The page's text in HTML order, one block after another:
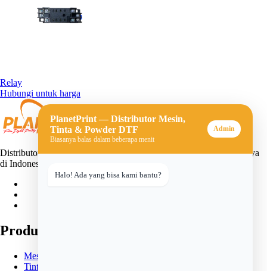
Relay
Hubungi untuk harga
Distributor mesin, tinta, dan powder DTF (Direct-to-Film) terpercaya
di Indonesia. Solusi lengkap untuk usaha sablon digital Anda.
Produk
Mesin DTF
Tinta DTF
PlanetPrint — Distributor Mesin,
Tinta & Powder DTF
Biasanya balas dalam beberapa menit
Admin
Halo! Ada yang bisa kami bantu?